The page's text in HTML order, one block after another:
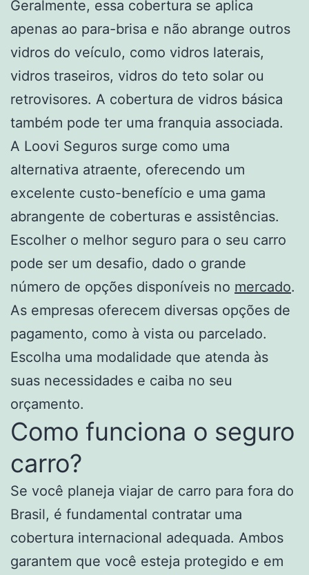
Geralmente, essa cobertura se aplica
apenas ao para-brisa e não abrange outros
vidros do veículo, como vidros laterais,
vidros traseiros, vidros do teto solar ou
retrovisores. A cobertura de vidros básica
também pode ter uma franquia associada.
A Loovi Seguros surge como uma
alternativa atraente, oferecendo um
excelente custo-benefício e uma gama
abrangente de coberturas e assistências.
Escolher o melhor seguro para o seu carro
pode ser um desafio, dado o grande
número de opções disponíveis no mercado.
As empresas oferecem diversas opções de
pagamento, como à vista ou parcelado.
Escolha uma modalidade que atenda às
suas necessidades e caiba no seu
orçamento.
Como funciona o seguro
carro?
Se você planeja viajar de carro para fora do
Brasil, é fundamental contratar uma
cobertura internacional adequada. Ambos
garantem que você esteja protegido e em